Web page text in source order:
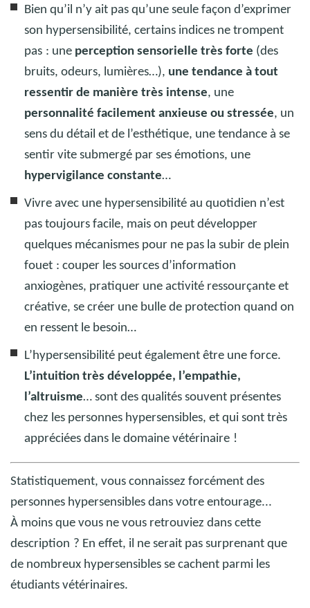
Bien qu’il n’y ait pas qu’une seule façon d’exprimer
son hypersensibilité, certains indices ne trompent
pas : une perception sensorielle très forte (des
bruits, odeurs, lumières…), une tendance à tout
ressentir de manière très intense, une
personnalité facilement anxieuse ou stressée, un
sens du détail et de l’esthétique, une tendance à se
sentir vite submergé par ses émotions, une
hypervigilance constante…
Vivre avec une hypersensibilité au quotidien n’est
pas toujours facile, mais on peut développer
quelques mécanismes pour ne pas la subir de plein
fouet : couper les sources d’information
anxiogènes, pratiquer une activité ressourçante et
créative, se créer une bulle de protection quand on
en ressent le besoin…
L’hypersensibilité peut également être une force.
L’intuition très développée, l’empathie,
l’altruisme… sont des qualités souvent présentes
chez les personnes hypersensibles, et qui sont très
appréciées dans le domaine vétérinaire !
Statistiquement, vous connaissez forcément des
personnes hypersensibles dans votre entourage...
À moins que vous ne vous retrouviez dans cette
description ? En effet, il ne serait pas surprenant que
de nombreux hypersensibles se cachent parmi les
étudiants vétérinaires.